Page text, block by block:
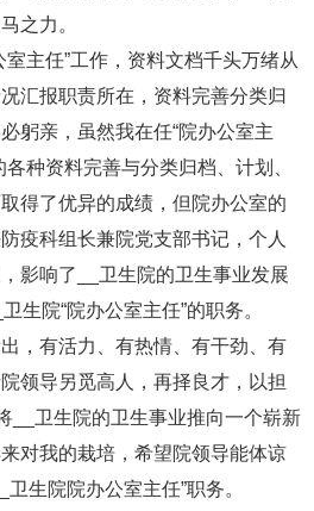
之力。
室主任”工作，资料文档千头万绪从
汇报职责所在，资料完善分类归
躬亲，虽然我在任“院办公室主
种资料完善与分类归档、计划、
得了优异的成绩，但院办公室的
疫科组长兼院党支部书记，个人
影响了__卫生院的卫生事业发展
生院“院办公室主任”的职务。
，有活力、有热情、有干劲、有
领导另觅高人，再择良才，以担
__卫生院的卫生事业推向一个崭新
对我的栽培，希望院领导能体谅
生院院办公室主任”职务。